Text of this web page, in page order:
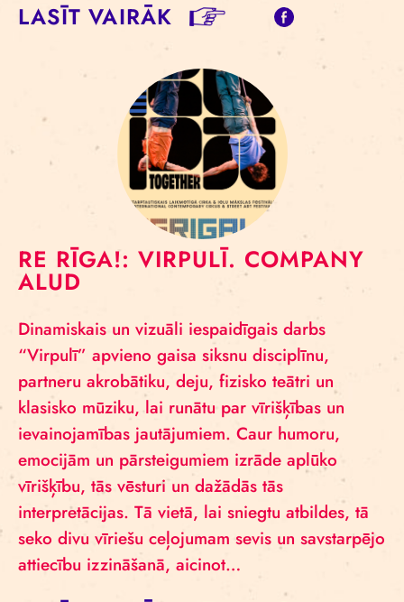
LASĪT VAIRĀK
RE RĪGA!: VIRPULĪ. COMPANY
ALUD
Dinamiskais un vizuāli iespaidīgais darbs
“Virpulī” apvieno gaisa siksnu disciplīnu,
partneru akrobātiku, deju, fizisko teātri un
klasisko mūziku, lai runātu par vīrišķības un
ievainojamības jautājumiem. Caur humoru,
emocijām un pārsteigumiem izrāde aplūko
vīrišķību, tās vēsturi un dažādās tās
interpretācijas. Tā vietā, lai sniegtu atbildes, tā
seko divu vīriešu ceļojumam sevis un savstarpējo
attiecību izzināšanā, aicinot…